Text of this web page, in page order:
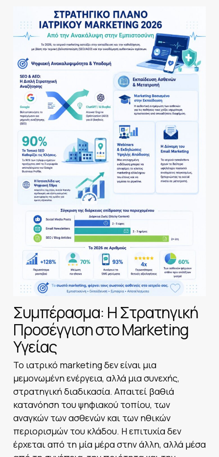
Συμπέρασμα: Η Στρατηγική
Προσέγγιση στο Marketing
Υγείας
Το ιατρικό marketing δεν είναι μια
μεμονωμένη ενέργεια, αλλά μια συνεχής,
στρατηγική διαδικασία. Απαιτεί βαθιά
κατανόηση του ψηφιακού τοπίου, των
αναγκών των ασθενών και των ηθικών
περιορισμών του κλάδου. Η επιτυχία δεν
έρχεται από τη μία μέρα στην άλλη, αλλά μέσα